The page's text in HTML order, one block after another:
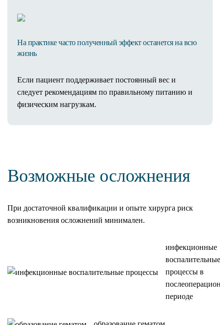
На практике часто полученный эффект останется на всю
жизнь
Если пациент поддерживает постоянный вес и
следует рекомендациям по правильному питанию и
физическим нагрузкам.
Возможные осложнения
При достаточной квалификации и опыте хирурга риск
возникновения осложнений минимален.
инфекционные
воспалительные
процессы в
периоде